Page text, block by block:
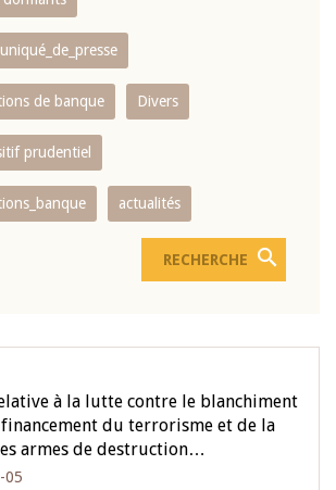
de banque Divers
prudentiel
actualités
à la lutte contre le blanchiment
du terrorisme et de la
armes de destruction…
05